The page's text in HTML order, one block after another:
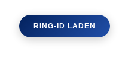
RING-ID LADEN